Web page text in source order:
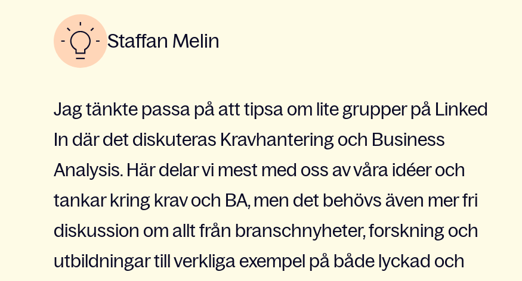
Staffan Melin
Jag tänkte passa på att tipsa om lite grupper på Linked
In där det diskuteras Kravhantering och Business
Analysis. Här delar vi mest med oss av våra idéer och
tankar kring krav och BA, men det behövs även mer fri
diskussion om allt från branschnyheter, forskning och
utbildningar till verkliga exempel på både lyckad och